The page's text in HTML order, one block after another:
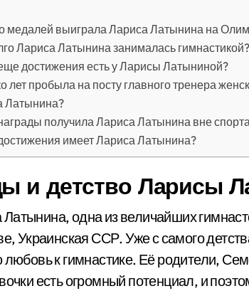
медалей выиграла Лариса Латынина на
Лариса Латынина занималась гимнастикой?
достижения есть у Ларисы Латыниной?
лет пробыла на посту главного тренера
Латынина?
получила Лариса Латынина вне
имеет Лариса Латынина?
и детство Ларисы
одна из величайших
Украинская ССР. Уже с самого
любовь к гимнастике. Её родители,
есть огромный потенциал, и